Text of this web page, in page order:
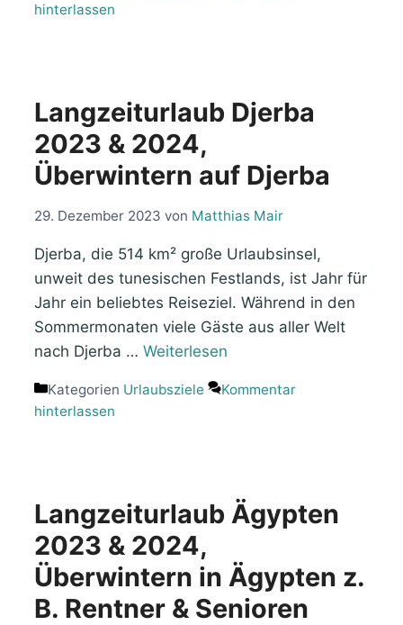
hinterlassen
Langzeiturlaub Djerba
2023 & 2024,
Überwintern auf Djerba
29. Dezember 2023 von Matthias Mair
Djerba, die 514 km² große Urlaubsinsel,
unweit des tunesischen Festlands, ist Jahr für
Jahr ein beliebtes Reiseziel. Während in den
Sommermonaten viele Gäste aus aller Welt
nach Djerba … Weiterlesen
Kategorien Urlaubsziele
Kommentar
hinterlassen
Langzeiturlaub Ägypten
2023 & 2024,
Überwintern in Ägypten z.
B. Rentner & Senioren